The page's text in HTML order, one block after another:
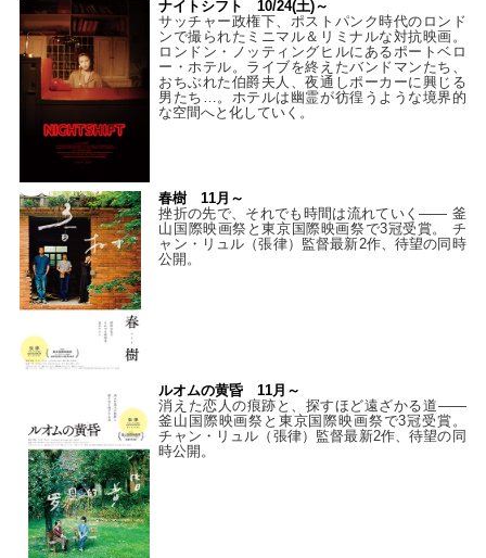
ナイトシフト 10/24(土)～
サッチャー政権下、ポストパンク時代のロンド
ンで撮られたミニマル＆リミナルな対抗映画。
ロンドン・ノッティングヒルにあるポートベロ
ー・ホテル。ライブを終えたバンドマンたち、
おちぶれた伯爵夫人、夜通しポーカーに興じる
男たち…。ホテルは幽霊が彷徨うような境界的
な空間へと化していく。
春樹 11月～
挫折の先で、それでも時間は流れていく—— 釜
山国際映画祭と東京国際映画祭で3冠受賞。 チ
ャン・リュル（張律）監督最新2作、待望の同時
公開。
ルオムの黄昏 11月～
消えた恋人の痕跡と、探すほど遠ざかる道——
釜山国際映画祭と東京国際映画祭で3冠受賞。
チャン・リュル（張律）監督最新2作、待望の同
時公開。